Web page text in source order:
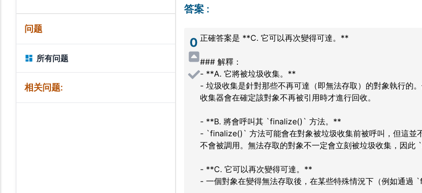
问题
所有问题
相关问题:
答案:
0 正確答案是 **C. 它可以再次變得可達。**
### 解釋：
- **A. 它將被垃圾收集。**
- 垃圾收集是針對那些不再可達（即無法存取）的對象執行的
收集器會在確定該對象不再被引用時才進行回收。
- **B. 將會呼叫其 `finalize()` 方法。**
- `finalize()` 方法可能會在對象被垃圾收集前被呼叫，但這
不會被調用。無法存取的對象不一定會立刻被垃圾收集，因此
- **C. 它可以再次變得可達。**
- 一個對象在變得無法存取後，在某些特殊情況下（例如通過